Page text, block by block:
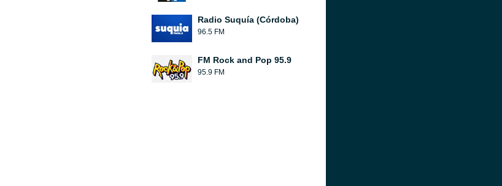
Radio Suquía (Córdoba)
96.5 FM
FM Rock and Pop 95.9
95.9 FM